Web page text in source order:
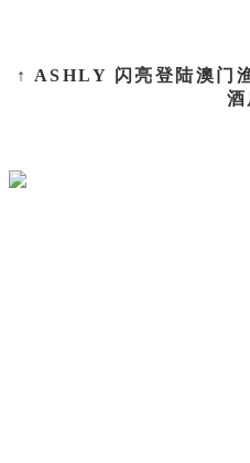
↑ ASHLY 闪亮登陆澳门
酒